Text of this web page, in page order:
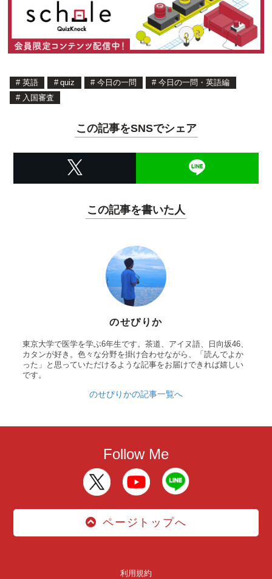
# 英語 # quiz # 今日の一問 # 今日の一問・英語編
# 入国審査
この記事をSNSでシェア
この記事を書いた人
のせぴりか
東京大学で医学を学ぶ6年生です。茶道、アイヌ語、日向坂46、
カタンが好き。色々な分野を掛け合わせながら、「読んでよか
った」と思っていただけるような記事をお届けできれば嬉しい
です。
のせぴりかの記事一覧へ
Follow Me
ページトップへ
利用規約